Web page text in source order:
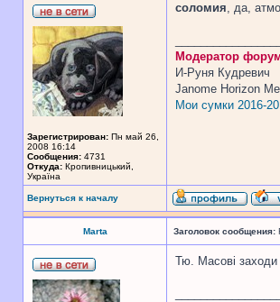
Зарегистрирован: Пн май 26,
2008 16:14
Сообщения: 4731
Откуда: Кропивницький,
Україна
соломия, да,
Модератор
И-Руня Кудревич
Janome Horizon
Мои сумки 2016-
Вернуться к началу
Marta Заголовок сообщения:
Тю. Масові заходи